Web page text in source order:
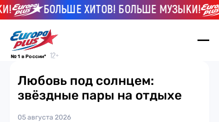
БОЛЬШЕ ХИТОВ! БОЛЬШЕ МУЗЫКИ!
№ 1 в России*
Любовь под солнцем:
звёздные пары на отдыхе
05 августа 2026